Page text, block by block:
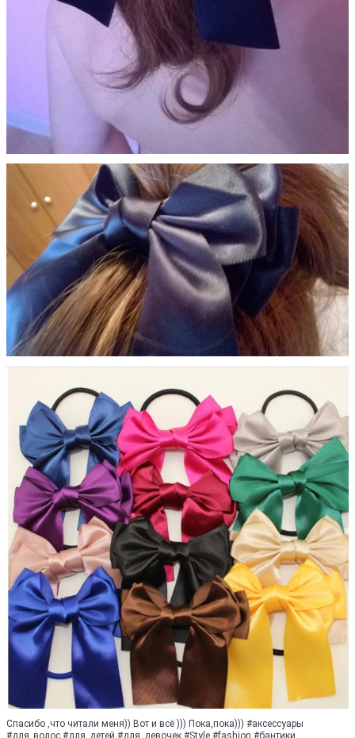
Спасибо ,что читали меня)) Вот и всё ))) Пока,пока))) #аксессуары
#для_волос #для_детей #для_девочек #Style #fashion #бантики